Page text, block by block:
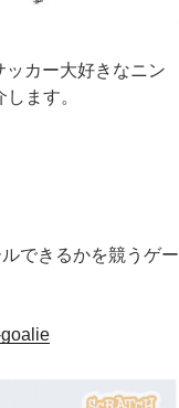
カー大好きなニン
ます。
できるかを競うゲー